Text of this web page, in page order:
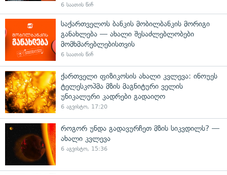
6 საათის წინ
საქართველოს ბანკის მობილბანკის მორიგი
განახლება — ახალი შესაძლებლობები
მომხმარებლებისთვის
6 საათის წინ
ქართველი ფიზიკოსის ახალი კვლევა: ინოუეს
ტელესკოპმა მზის მაგნიტური ველის
უნიკალური კადრები გადაიღო
6 აგვისტო, 17:20
როგორ უნდა გადავურჩეთ მზის სიკვდილს? —
ახალი კვლევა
6 აგვისტო, 15:36